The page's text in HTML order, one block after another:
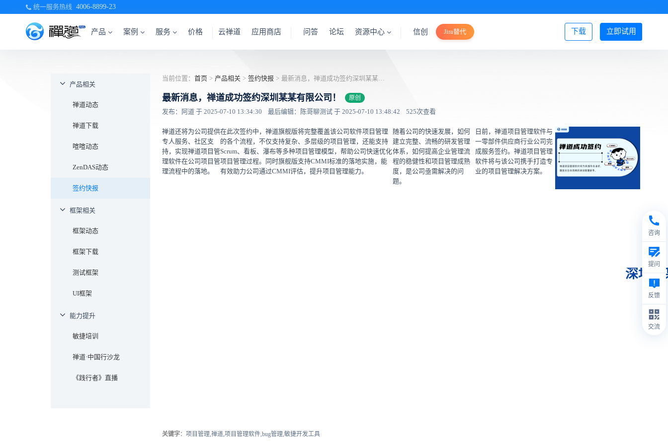
统一服务热线 4006-8899-23
产品 案例 服务 价格 立即试用
下载
云禅道 应用商店 问答 论坛 资源中心 信创 Jira替代 登录/注册
产品相关
禅道动态
禅道下载
喧喧动态
ZenDAS动态
签约快报
框架相关
框架动态
框架下载
测试框架
UI框架
能力提升
敏捷培训
禅道·中国行沙龙
《践行者》直播
当前位置： 首页 > 产品相关 > 签约快报 > 最新消息，禅道成功签约深圳某某有限公司！
最新消息，禅道成功签约深圳某某有限公司！ 原创
发布：阿道 于 2025-07-10 13:34:30 最后编辑：陈哥聊测试 于 2025-07-10 13:48:42 525次查看
深圳某
日前，禅道项目管理软件与
一零部件供应商行业公司完
成服务签约。禅道项目管理
软件将与该公司携手打造专
业的项目管理解决方案。
随着公司的快速发展，如何
建立完整、流畅的研发管理
体系，如何提高企业管理流
程的稳健性和项目管理成熟
度，是公司亟需解决的问
题。
在此次签约中，禅道旗舰版将完整覆盖该公司软件项目管理
的各个流程，不仅支持复杂、多层级的项目管理，还能支持
Scrum、看板、瀑布等多种项目管理模型，帮助公司快速优化
项目管理过程。同时旗舰版支持CMMI标准的落地实施，能
有效助力公司通过CMMI评估，提升项目管理能力。
禅道还将为公司提供
专人服务、社区支
持，实现禅道项目管
理软件在公司项目管
理流程中的落地。
关键字：项目管理,禅道,项目管理软件,bug管理,敏捷开发工具
咨询
提问
反馈
交流